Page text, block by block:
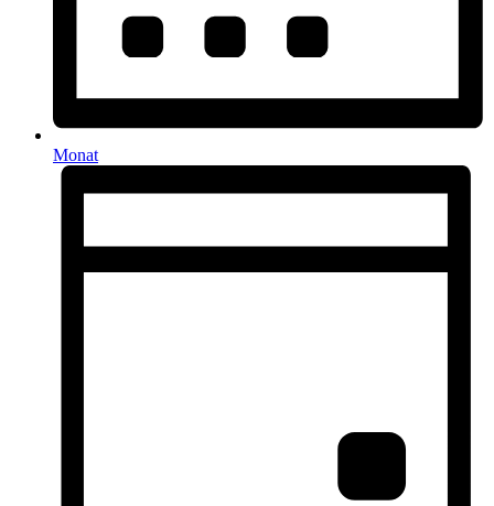
Monat